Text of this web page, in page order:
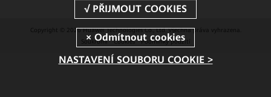
Copyright © 2026 Huawei Technologies Co., Ltd. Všechna práva vyhrazena.
Soukromí
Cookies Podmínky použití
NASTAVENÍ SOUBORU COOKIE >